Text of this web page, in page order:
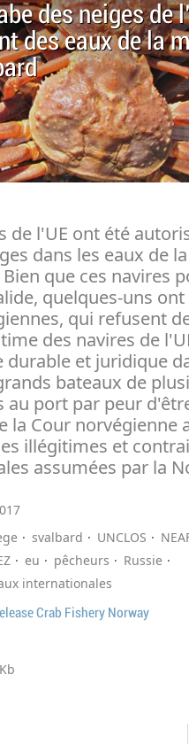
des neiges de
des eaux de la
de l'UE ont été
dans les eaux de
que ces navires
quelques-uns
qui refusent
des navires de
et juridique
bateaux de
au port par peur
la Cour norvégienne
illégitimes et
assumées par la
svalbard UNCLOS
eu pêcheurs
Russie
internationales
Crab Fishery Norway